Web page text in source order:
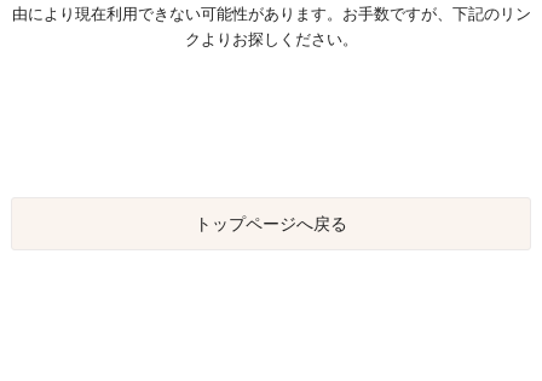
由により現在利用できない可能性があります。お手数ですが、下記のリン
クよりお探しください。
トップページへ戻る